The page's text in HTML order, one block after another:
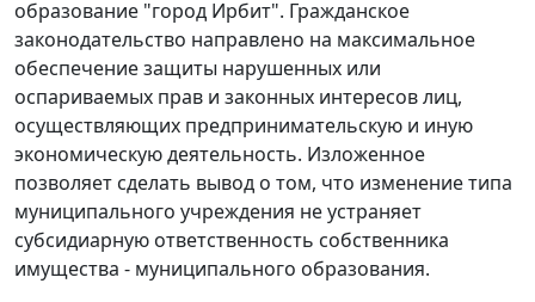
образование "город Ирбит". Гражданское
законодательство направлено на максимальное
обеспечение защиты нарушенных или
оспариваемых прав и законных интересов лиц,
осуществляющих предпринимательскую и иную
экономическую деятельность. Изложенное
позволяет сделать вывод о том, что изменение типа
муниципального учреждения не устраняет
субсидиарную ответственность собственника
имущества - муниципального образования.